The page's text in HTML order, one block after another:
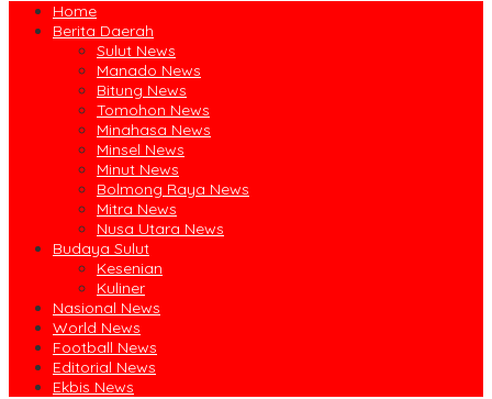
Home
Berita Daerah
Sulut News
Manado News
Bitung News
Tomohon News
Minahasa News
Minsel News
Minut News
Bolmong Raya News
Mitra News
Nusa Utara News
Budaya Sulut
Kesenian
Kuliner
Nasional News
World News
Football News
Editorial News
Ekbis News